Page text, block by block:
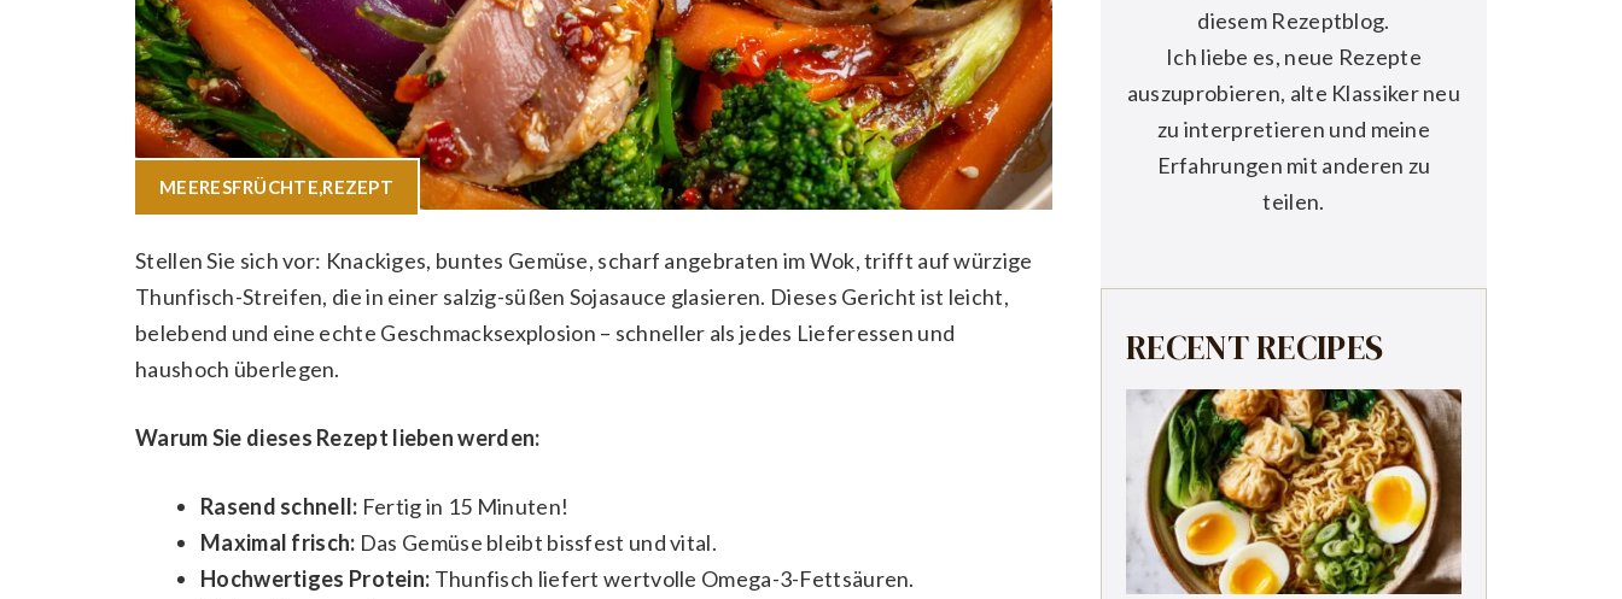
MEERESFRÜCHTE,REZEPT
Stellen Sie sich vor: Knackiges, buntes Gemüse, scharf angebraten im Wok, trifft auf würzige
Thunfisch-Streifen, die in einer salzig-süßen Sojasauce glasieren. Dieses Gericht ist leicht,
belebend und eine echte Geschmacksexplosion – schneller als jedes Lieferessen und
haushoch überlegen.
Warum Sie dieses Rezept lieben werden:
Rasend schnell: Fertig in 15 Minuten!
Maximal frisch: Das Gemüse bleibt bissfest und vital.
Hochwertiges Protein: Thunfisch liefert wertvolle Omega-3-Fettsäuren.
diesem Rezeptblog.
Ich liebe es, neue Rezepte
auszuprobieren, alte Klassiker neu
zu interpretieren und meine
Erfahrungen mit anderen zu
teilen.
RECENT RECIPES